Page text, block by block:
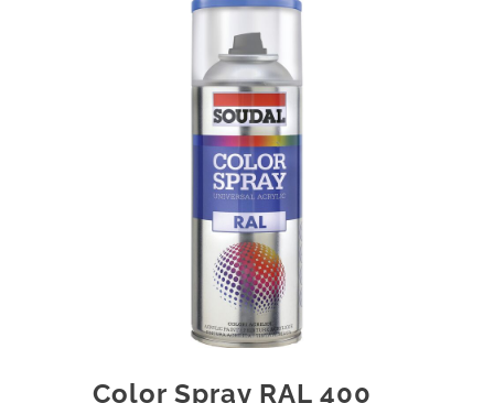
Color Spray RAL 400